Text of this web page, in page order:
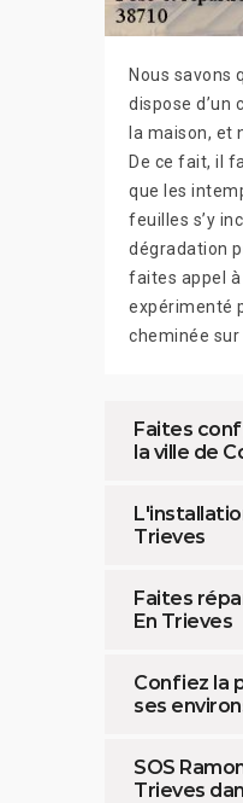
Nous savons
dispose d’un
la maison, et
De ce fait, il
que les
feuilles s’y
dégradation
faites appel à
expérimenté
cheminée sur
Faites
la ville de
Trieves
Faites
En Trieves
Confiez la
ses
SOS
Trieves